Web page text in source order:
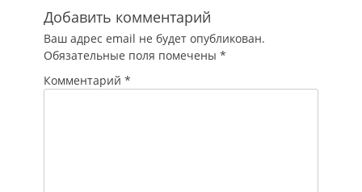
работающих на
массовых
мероприятиях.
Всё…
Добавить комментарий
Ваш адрес email не будет опубликован.
Обязательные поля помечены *
Комментарий *